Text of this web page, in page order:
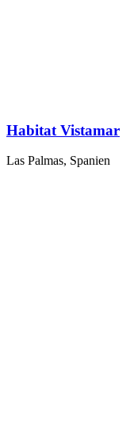
Habitat Vistamar
Las Palmas, Spanien